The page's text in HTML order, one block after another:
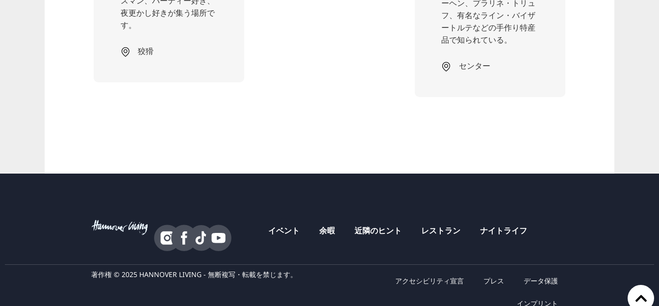
夜更かし好きが集う場所で
す。
狡猾
ーヘン、プラリネ・トリュ
フ、有名なライン・バイザ
ートルテなどの手作り特産
品で知られている。
センター
イベント 余暇 近隣のヒント レストラン ナイトライフ
著作権 © 2025 HANNOVER LIVING - 無断複写・転載を禁じます。
アクセシビリティ宣言 プレス データ保護
インプリント